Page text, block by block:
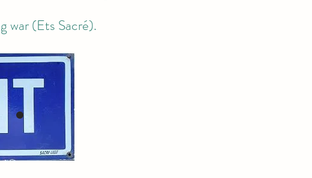
war (Ets Sacré).